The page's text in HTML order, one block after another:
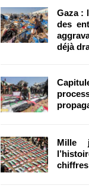
Gaza :
des
déjà
Mille
chiffres